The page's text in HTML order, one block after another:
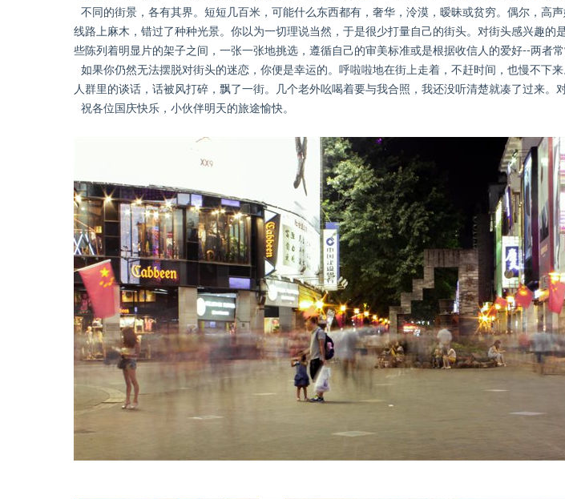
不同的街景，各有其界。短短几百米，可能什么东西都有，奢华，泠漠，暧昧或贫穷。偶尔，高
线路上麻木，错过了种种光景。你以为一切理说当然，于是很少打量自己的街头。对街头感兴趣
些陈列着明显片的架子之间，一张一张地挑选，遵循自己的审美标准或是根据收信人的爱好--两者
如果你仍然无法摆脱对街头的迷恋，你便是幸运的。呼啦啦地在街上走着，不赶时间，也慢不下
人群里的谈话，话被风打碎，飘了一街。几个老外吆喝着要与我合照，我还没听清楚就凑了过来。
祝各位国庆快乐，小伙伴明天的旅途愉快。